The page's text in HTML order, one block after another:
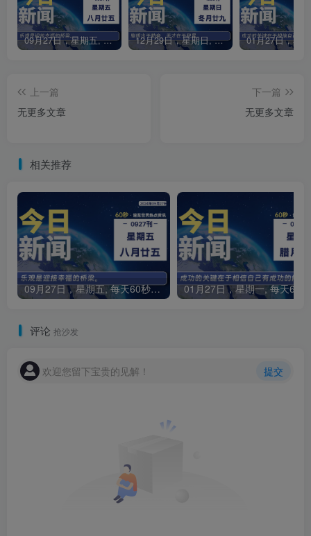
09月27日，星期五, 每天60秒读懂全世界！ 12月29日，星期日, 每天60秒读懂全世界！
上一篇
无更多文章
下一篇
无更多文章
相关推荐
09月27日，星期五, 每天60秒读懂全世界！
评论 抢沙发
欢迎您留下宝贵的见解！ 提交